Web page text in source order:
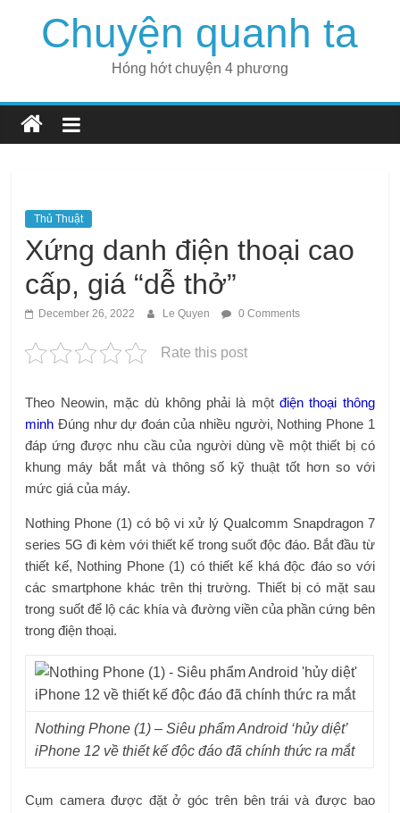
Chuyện quanh ta
Hóng hớt chuyện 4 phương
Thủ Thuật
Xứng danh điện thoại cao
cấp, giá “dễ thở”
December 26, 2022 Le Quyen 0 Comments
Rate this post
Theo Neowin, mặc dù không phải là một điện thoại thông
minh Đúng như dự đoán của nhiều người, Nothing Phone 1
đáp ứng được nhu cầu của người dùng về một thiết bị có
khung máy bắt mắt và thông số kỹ thuật tốt hơn so với
mức giá của máy.
Nothing Phone (1) có bộ vi xử lý Qualcomm Snapdragon 7
series 5G đi kèm với thiết kế trong suốt độc đáo. Bắt đầu từ
thiết kế, Nothing Phone (1) có thiết kế khá độc đáo so với
các smartphone khác trên thị trường. Thiết bị có mặt sau
trong suốt để lộ các khía và đường viền của phần cứng bên
trong điện thoại.
Nothing Phone (1) – Siêu phẩm Android ‘hủy diệt’
iPhone 12 về thiết kế độc đáo đã chính thức ra mắt
Cụm camera được đặt ở góc trên bên trái và được bao